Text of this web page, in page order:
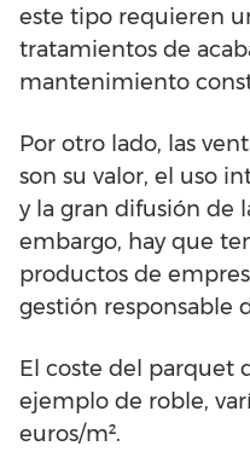
este tipo requieren
tratamientos de
mantenimiento
Por otro lado, las
son su valor, el uso
y la gran difusión de
embargo, hay que
productos de
gestión responsable
El coste del parquet
ejemplo de roble,
euros/m².